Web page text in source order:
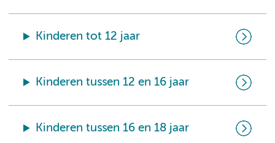
Kinderen tot 12 jaar
Kinderen tussen 12 en 16 jaar
Kinderen tussen 16 en 18 jaar